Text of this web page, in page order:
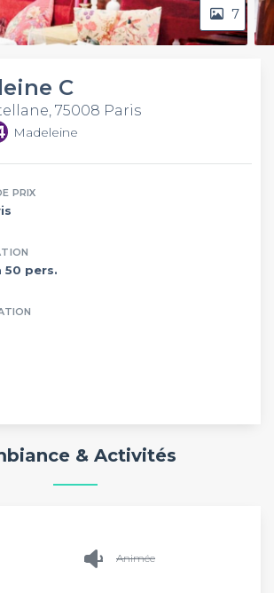
7
C
75008 Paris
Madeleine
PRIX
50 pers.
& Activités
Animée